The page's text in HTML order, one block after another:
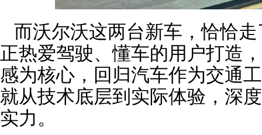
而沃尔沃这两台新车，恰恰
正热爱驾驶、懂车的用户打造
感为核心，回归汽车作为交通
就从技术底层到实际体验，深
实力。